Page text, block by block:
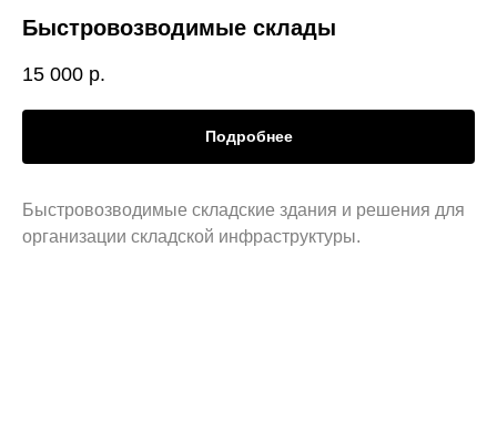
Быстровозводимые склады
15 000 р.
Подробнее
Быстровозводимые складские здания и решения для
организации складской инфраструктуры.